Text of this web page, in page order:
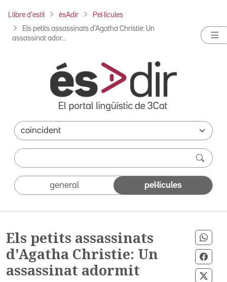
Llibre d'estil ésAdir Pel·lícules
Els petits assassinats d'Agatha Christie: Un
assassinat ador...
general pel·lícules
Els petits assassinats
d'Agatha Christie: Un
assassinat adormit